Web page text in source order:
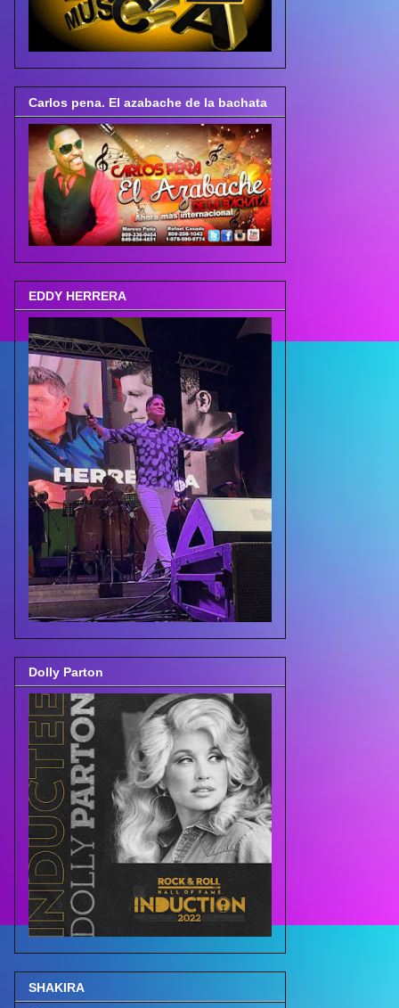
Carlos pena. El azabache de la bachata
EDDY HERRERA
Dolly Parton
SHAKIRA